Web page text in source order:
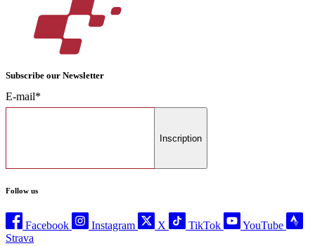
Subscribe our Newsletter
E-mail*
Inscription
Follow us
Facebook Instagram X TikTok
YouTube
Strava